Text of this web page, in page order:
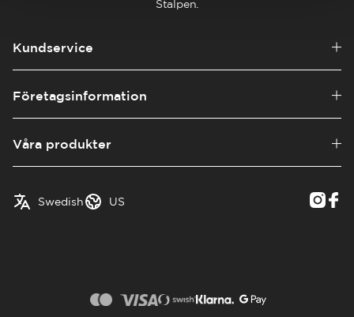
Stalpen.
Kundservice
Företagsinformation
Våra produkter
Swedish
English
US
Austria
Denmark